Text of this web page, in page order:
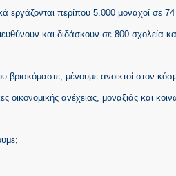
εργάζονται περίπου 5.000 μοναχοί σε
και διδάσκουν σε 800 σχολεία
βρισκόμαστε, μένουμε ανοικτοί στον
οικονομικής ανέχειας, μοναξιάς και